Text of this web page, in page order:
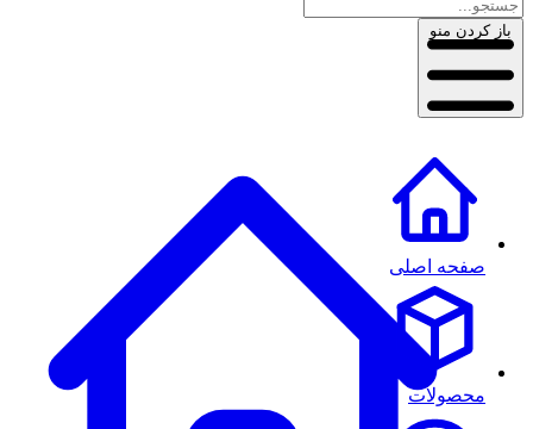
باز کردن منو
صفحه اصلی
محصولات